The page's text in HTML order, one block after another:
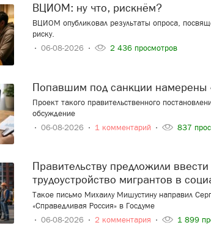
ВЦИОМ: ну что, рискнём?
ВЦИОМ опубликовал результаты опроса,
риску.
06-08-2026
2 436 просмотров
Попавшим под санкции намерены
Проект такого правительственного
обсуждение
06-08-2026
1 комментарий 837
Правительству предложили ввести запрет на
трудоустройство мигрантов в
Такое письмо Михаилу Мишустину направил
«Справедливая Россия» в Госдуме
06-08-2026
2 комментария 1 899